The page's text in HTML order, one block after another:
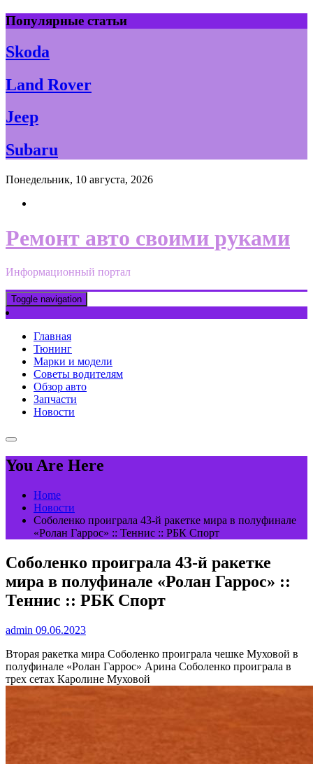
Skip
to
content
Популярные статьи
Skoda
Land Rover
Jeep
Subaru
Понедельник, 10 августа, 2026
Ремонт авто своими руками
Информационный портал
Toggle navigation
Главная
Тюнинг
Марки и модели
Советы водителям
Обзор авто
Запчасти
Новости
You Are Here
Home
Новости
Соболенко проиграла 43-й ракетке мира в полуфинале
«Ролан Гаррос» :: Теннис :: РБК Спорт
Соболенко проиграла 43-й ракетке
мира в полуфинале «Ролан Гаррос» ::
Теннис :: РБК Спорт
admin 09.06.2023
Вторая ракетка мира Соболенко проиграла чешке Муховой в
полуфинале «Ролан Гаррос» Арина Соболенко проиграла в
трех сетах Каролине Муховой